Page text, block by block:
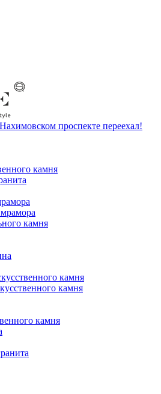
проспекте переехал!
камня
камня
камня
камня
камня